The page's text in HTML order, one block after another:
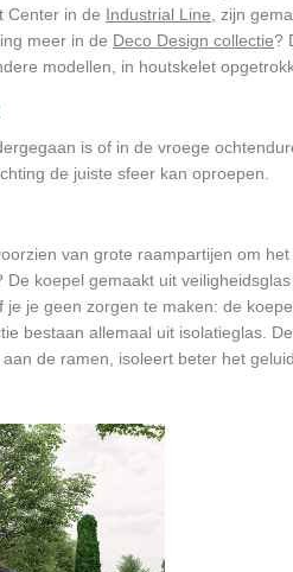
Center in de Industrial Line, zijn
meer in de Deco Design collectie?
modellen, in houtskelet
is of in de vroege
de juiste sfeer kan oproepen.
van grote raampartijen om
koepel gemaakt uit
je geen zorgen te maken: de
bestaan allemaal uit isolatieglas.
de ramen, isoleert beter het